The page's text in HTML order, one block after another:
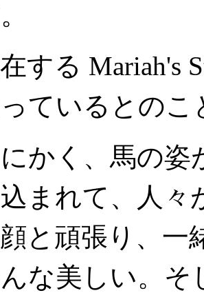
する Mariah's
ているとのこ
かく、馬の
まれて、人々
と頑張り、一
な美しい。そ